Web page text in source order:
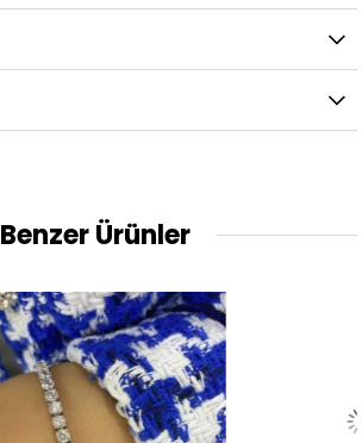
Benzer Ürünler